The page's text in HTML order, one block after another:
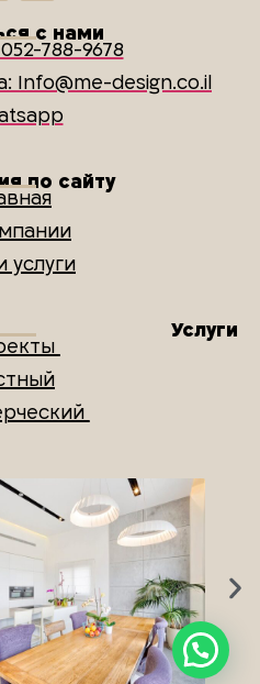
по сайту
услуги
Услуги
с нами
788-9678
Info@me-design.co.il